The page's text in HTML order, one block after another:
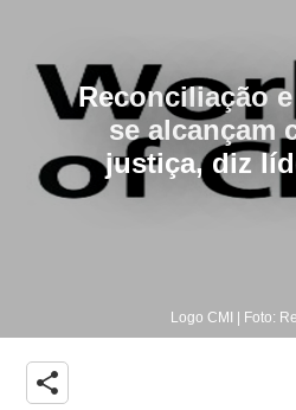
Reconciliação
se alcançam
justiça, diz
Logo CMI | Foto:
share